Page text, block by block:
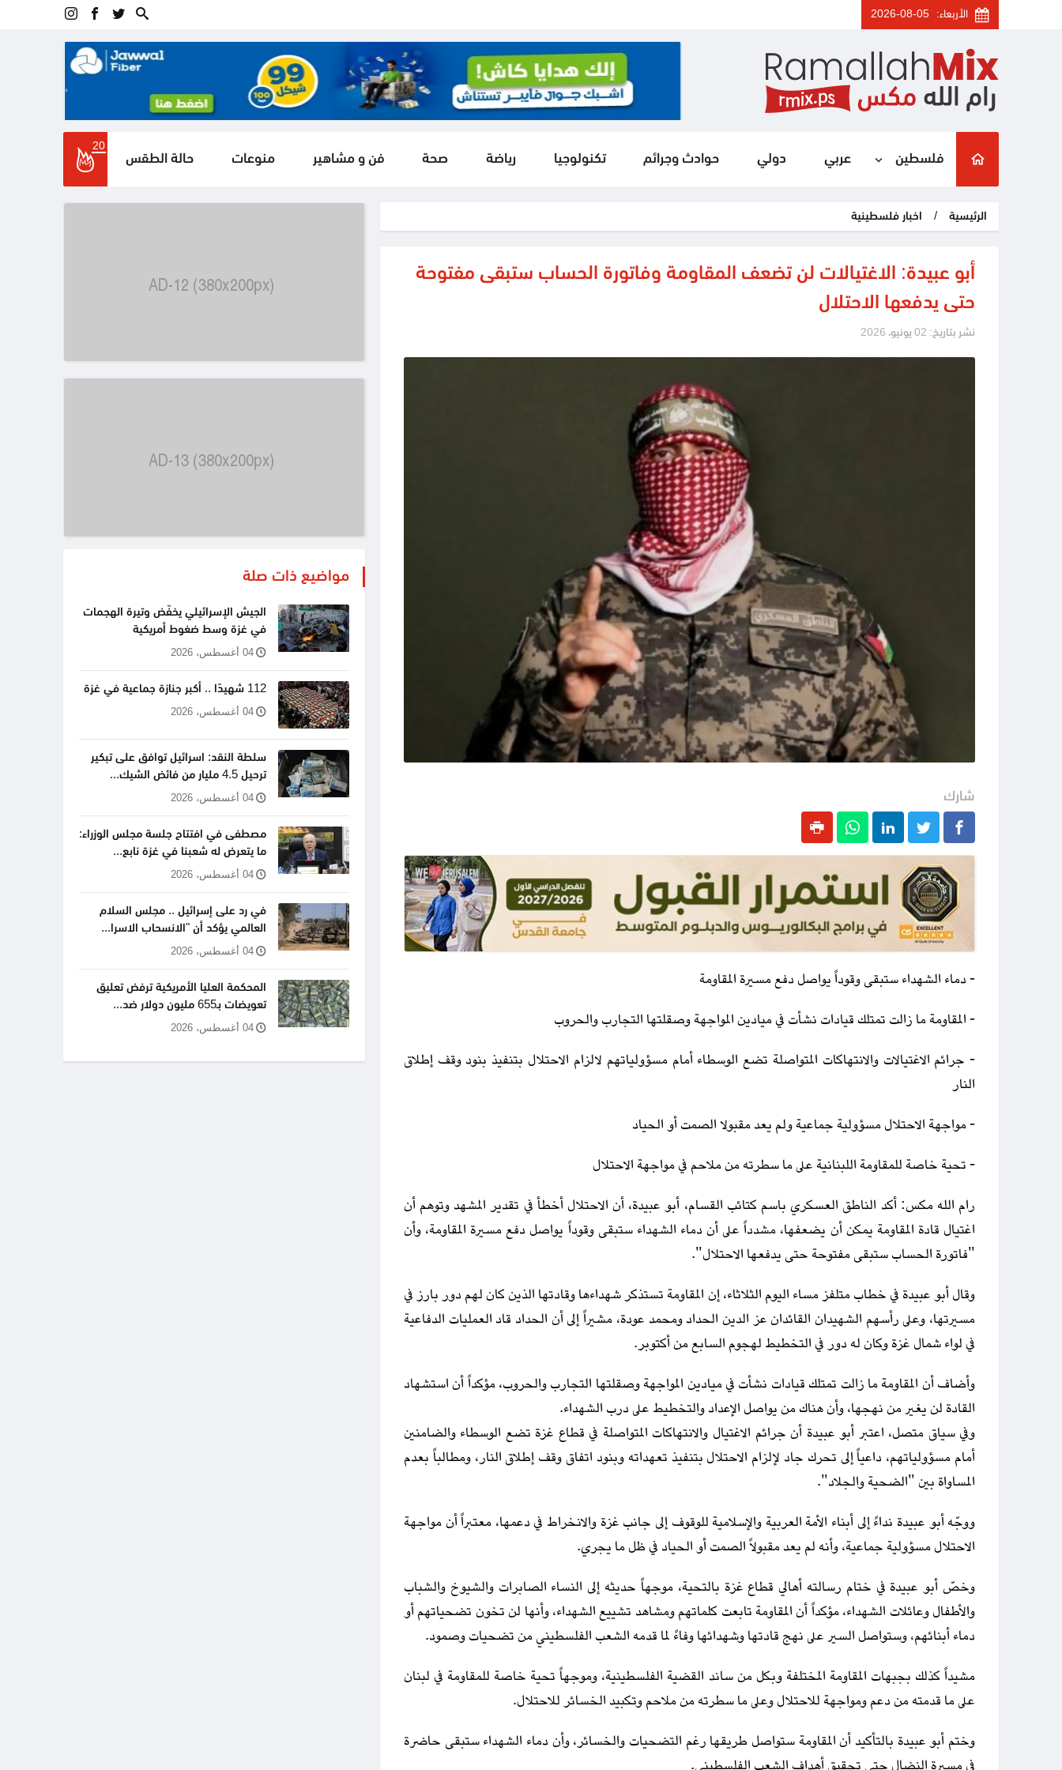
الأربعاء: 2026-08-05
فلسطين عربي دولي حوادث وجرائم تكنولوجيا رياضة صحة فن و مشاهير منوعات حالة الطقس
20
الرئيسية / اخبار فلسطينية
أبو عبيدة: الاغتيالات لن تضعف المقاومة وفاتورة الحساب ستبقى مفتوحة
حتى يدفعها الاحتلال
نشر بتاريخ: 02 يونيو، 2026
شارك
- دماء الشهداء ستبقى وقوداً يواصل دفع مسيرة المقاومة
- المقاومة ما زالت تمتلك قيادات نشأت في ميادين المواجهة وصقلتها التجارب والحروب
- جرائم الاغتيالات والانتهاكات المتواصلة تضع الوسطاء أمام مسؤولياتهم لالزام الاحتلال بتنفيذ بنود وقف إطلاق
النار
- مواجهة الاحتلال مسؤولية جماعية ولم يعد مقبولا الصمت أو الحياد
- تحية خاصة للمقاومة اللبنانية على ما سطرته من ملاحم في مواجهة الاحتلال
رام الله مكس: أكد الناطق العسكري باسم كتائب القسام، أبو عبيدة، أن الاحتلال أخطأ في تقدير المشهد وتوهم أن
اغتيال قادة المقاومة يمكن أن يضعفها، مشدداً على أن دماء الشهداء ستبقى وقوداً يواصل دفع مسيرة المقاومة، وأن
"فاتورة الحساب ستبقى مفتوحة حتى يدفعها الاحتلال".
وقال أبو عبيدة في خطاب متلفز مساء اليوم الثلاثاء، إن المقاومة تستذكر شهداءها وقادتها الذين كان لهم دور بارز في
مسيرتها، وعلى رأسهم الشهيدان القائدان عز الدين الحداد ومحمد عودة، مشيراً إلى أن الحداد قاد العمليات الدفاعية
في لواء شمال غزة وكان له دور في التخطيط لهجوم السابع من أكتوبر.
وأضاف أن المقاومة ما زالت تمتلك قيادات نشأت في ميادين المواجهة وصقلتها التجارب والحروب، مؤكداً أن استشهاد
القادة لن يغير من نهجها، وأن هناك من يواصل الإعداد والتخطيط على درب الشهداء.
وفي سياق متصل، اعتبر أبو عبيدة أن جرائم الاغتيال والانتهاكات المتواصلة في قطاع غزة تضع الوسطاء والضامنين
أمام مسؤولياتهم، داعياً إلى تحرك جاد لإلزام الاحتلال بتنفيذ تعهداته وبنود اتفاق وقف إطلاق النار، ومطالباً بعدم
المساواة بين "الضحية والجلاد".
ووجّه أبو عبيدة نداءً إلى أبناء الأمة العربية والإسلامية للوقوف إلى جانب غزة والانخراط في دعمها، معتبراً أن مواجهة
الاحتلال مسؤولية جماعية، وأنه لم يعد مقبولاً الصمت أو الحياد في ظل ما يجري.
وخصّ أبو عبيدة في ختام رسالته أهالي قطاع غزة بالتحية، موجهاً حديثه إلى النساء الصابرات والشيوخ والشباب
والأطفال وعائلات الشهداء، مؤكداً أن المقاومة تابعت كلماتهم ومشاهد تشييع الشهداء، وأنها لن تخون تضحياتهم أو
دماء أبنائهم، وستواصل السير على نهج قادتها وشهدائها وفاءً لما قدمه الشعب الفلسطيني من تضحيات وصمود.
مشيداً كذلك بجبهات المقاومة المختلفة وبكل من ساند القضية الفلسطينية، وموجهاً تحية خاصة للمقاومة في لبنان
على ما قدمته من دعم ومواجهة للاحتلال وعلى ما سطرته من ملاحم وتكبيد الخسائر للاحتلال.
وختم أبو عبيدة بالتأكيد أن المقاومة ستواصل طريقها رغم التضحيات والخسائر، وأن دماء الشهداء ستبقى حاضرة
مواضيع ذات صلة
الجيش الإسرائيلي يخفّض وتيرة الهجمات
في غزة وسط ضغوط أمريكية
04 أغسطس، 2026
112 شهيدًا .. أكبر جنازة جماعية في غزة
04 أغسطس، 2026
سلطة النقد: اسرائيل توافق على تبكير
ترحيل 4.5 مليار من فائض الشيك...
04 أغسطس، 2026
مصطفى في افتتاح جلسة مجلس الوزراء:
ما يتعرض له شعبنا في غزة نابع...
04 أغسطس، 2026
في رد على إسرائيل .. مجلس السلام
العالمي يؤكد أن "الانسحاب الاسرا...
04 أغسطس، 2026
المحكمة العليا الأمريكية ترفض تعليق
تعويضات بـ655 مليون دولار ضد...
04 أغسطس، 2026